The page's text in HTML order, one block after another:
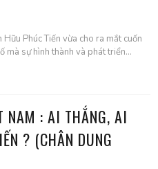
Phúc Tiến vừa cho ra mắt cuốn
mà sự hình thành và phát triển...
NAM : AI THẮNG, AI
? (CHÂN DUNG